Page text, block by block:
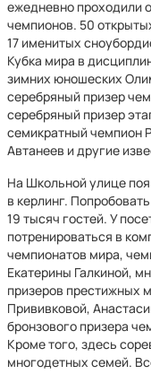
ежедневно проходили
чемпионов. 50
17 именитых
Кубка мира в
зимних юношеских
серебряный призер
серебряный призер
семикратный чемпион
Автанеев и другие
На Школьной улице
в керлинг.
19 тысяч гостей. У
потренироваться в
чемпионатов мира,
Екатерины Галкиной,
призеров престижных
Прививковой,
бронзового призера
Кроме того, здесь
многодетных семей.